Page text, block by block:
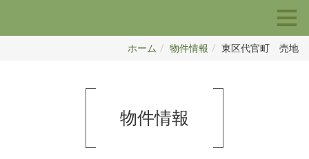
ホーム 物件情報 東区代官町 売地
物件情報